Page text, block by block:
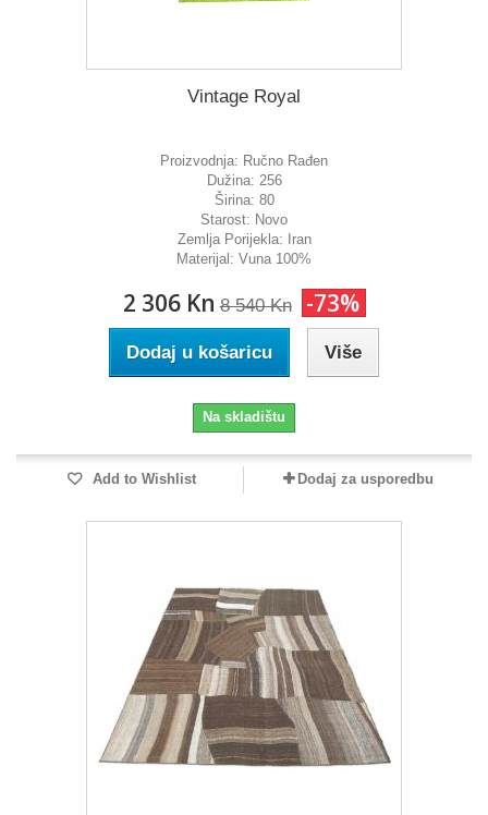
Vintage Royal
Proizvodnja: Ručno Rađen
Dužina: 256
Širina: 80
Starost: Novo
Zemlja Porijekla: Iran
Materijal: Vuna 100%
2 306 Kn 8 540 Kn -73%
Dodaj u košaricu Više
Na skladištu
Add to Wishlist Dodaj za usporedbu